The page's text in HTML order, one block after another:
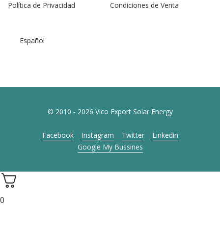
Política de Privacidad
Condiciones de Venta
Español
© 2010 - 2026 Vico Export Solar Energy
Facebook Instagram Twitter
Linkedin
Google My Bussines
0